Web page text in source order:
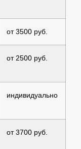
от 3500 руб.
от 2500 руб.
индивидуально
от 3700 руб.